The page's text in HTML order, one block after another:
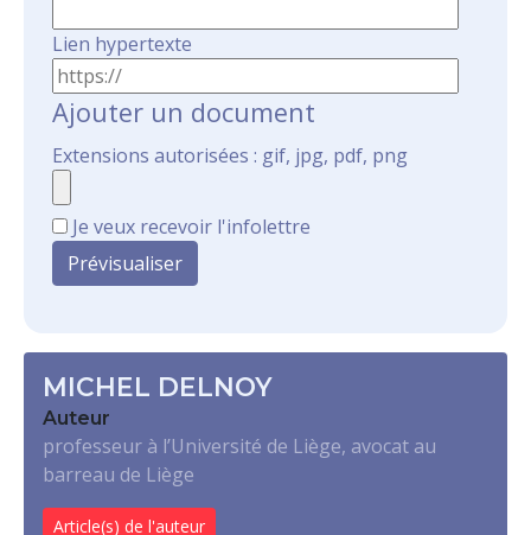
Lien hypertexte
Ajouter un document
Extensions autorisées : gif, jpg, pdf, png
Je veux recevoir l'infolettre
MICHEL DELNOY
Auteur
professeur à l’Université de Liège, avocat au
barreau de Liège
Article(s) de l'auteur